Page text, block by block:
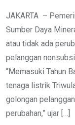
JAKARTA –
Sumber Daya
atau tidak ada
pelanggan
“Memasuki Tahun
tenaga listrik
golongan
perubahan,” ujar […]